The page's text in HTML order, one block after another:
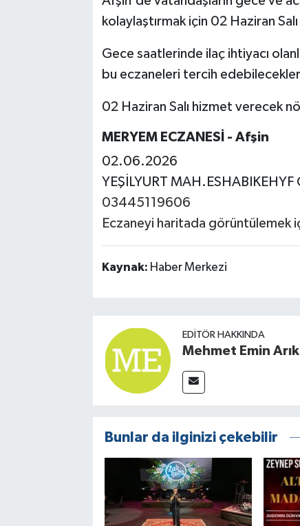
kolaylaştırmak için 02 Haziran
Gece saatlerinde ilaç ihtiyacı
bu eczaneleri tercih
02 Haziran Salı hizmet verecek
MERYEM ECZANESİ - Afşin
02.06.2026
YEŞİLYURT
03445119606
Eczaneyi haritada görüntülemek
Kaynak: Haber Merkezi
EDITÖR HAKKINDA
Mehmet Emin
Bunlar da ilginizi çekebilir